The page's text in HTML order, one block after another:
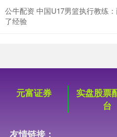
公牛配资 中国U17男篮执行教练
了经验
元富证券
实盘股票
台
友情链接：